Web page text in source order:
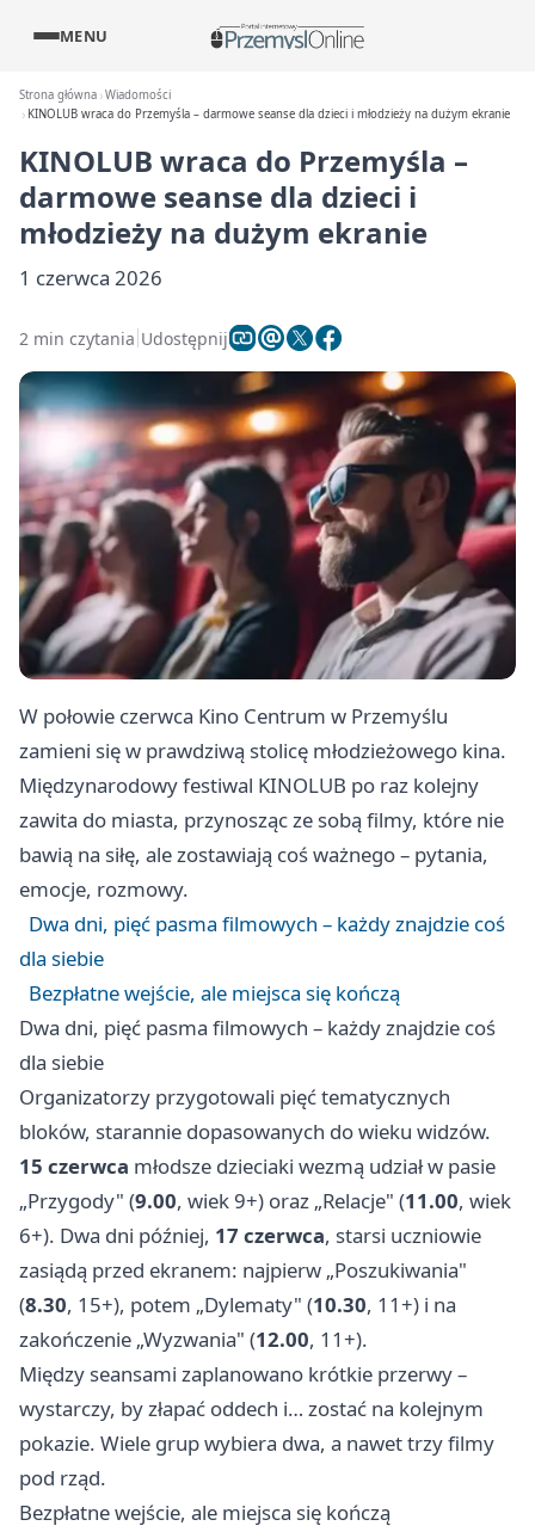
MENU
Strona główna Wiadomości
KINOLUB wraca do Przemyśla – darmowe seanse dla dzieci i młodzieży na dużym ekranie
KINOLUB wraca do Przemyśla –
darmowe seanse dla dzieci i
młodzieży na dużym ekranie
1 czerwca 2026
2 min czytania Udostępnij
W połowie czerwca Kino Centrum w Przemyślu
zamieni się w prawdziwą stolicę młodzieżowego kina.
Międzynarodowy festiwal KINOLUB po raz kolejny
zawita do miasta, przynosząc ze sobą filmy, które nie
bawią na siłę, ale zostawiają coś ważnego – pytania,
emocje, rozmowy.
Dwa dni, pięć pasma filmowych – każdy znajdzie coś
dla siebie
Bezpłatne wejście, ale miejsca się kończą
Dwa dni, pięć pasma filmowych – każdy znajdzie coś
dla siebie
Organizatorzy przygotowali pięć tematycznych
bloków, starannie dopasowanych do wieku widzów.
15 czerwca młodsze dzieciaki wezmą udział w pasie
„Przygody" (9.00, wiek 9+) oraz „Relacje" (11.00, wiek
6+). Dwa dni później, 17 czerwca, starsi uczniowie
zasiądą przed ekranem: najpierw „Poszukiwania"
(8.30, 15+), potem „Dylematy" (10.30, 11+) i na
zakończenie „Wyzwania" (12.00, 11+).
Między seansami zaplanowano krótkie przerwy –
wystarczy, by złapać oddech i… zostać na kolejnym
pokazie. Wiele grup wybiera dwa, a nawet trzy filmy
pod rząd.
Bezpłatne wejście, ale miejsca się kończą